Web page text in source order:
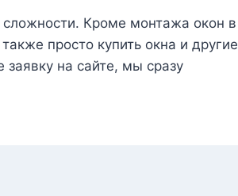
Кроме монтажа окон в
просто купить окна и другие
заявку на сайте, мы сразу